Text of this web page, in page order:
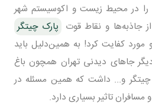
در محیط‌ زیست و اکوسیستم شهر
جاذبه‌ها و نقاط قوت پارک چیتگر
مورد کفایت کرد! به همین‌دلیل باید
جاهای دیدنی تهران همچون باغ
چیتگر و... داشت که همین‌ مسئله در
تاثیر بسیاری دارد.